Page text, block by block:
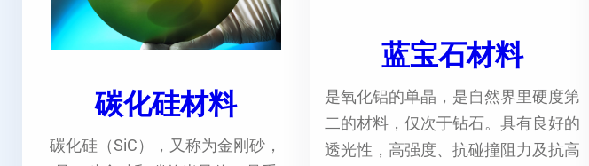
碳化硅材料
碳化硅（SiC），又称为金刚砂，
蓝宝石材料
是氧化铝的单晶，是自然界里硬度第
二的材料，仅次于钻石。具有良好的
透光性，高强度、抗碰撞阻力及抗高